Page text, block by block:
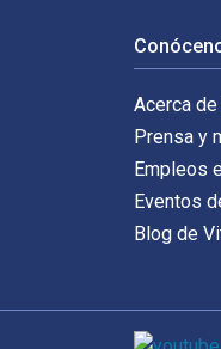
Acerca
Prensa y
Empleos
Eventos
Blog de
Medios